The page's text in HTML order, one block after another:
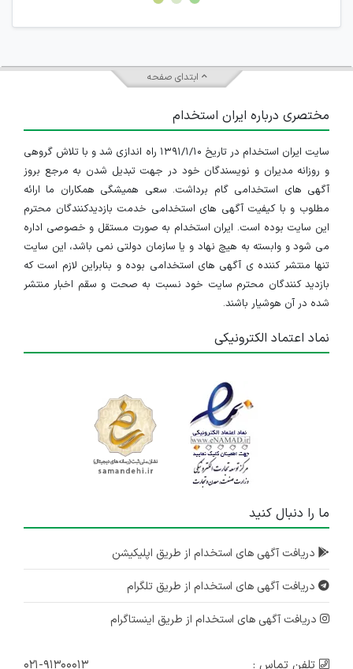
ابتدای صفحه
مختصری درباره ایران استخدام
سایت ایران استخدام در تاریخ ۱۳۹۱/۱/۱۰ راه اندازی شد و با تلاش گروهی
و روزانه مدیران و نویسندگان خود در جهت تبدیل شدن به مرجع بروز
آگهی های استخدامی گام برداشت. سعی همیشگی همکاران ما ارائه
مطلوب و با کیفیت آگهی های استخدامی خدمت بازدیدکنندگان محترم
این سایت بوده است. ایران استخدام به صورت مستقل و خصوصی اداره
می شود و وابسته به هیچ نهاد و یا سازمان دولتی نمی باشد، این سایت
تنها منتشر کننده ی آگهی های استخدامی بوده و بنابراین لازم است که
بازدید کنندگان محترم سایت خود نسبت به صحت و سقم اخبار منتشر
شده در آن هوشیار باشند.
نماد اعتماد الکترونیکی
ما را دنبال کنید
دریافت آگهی های استخدام از طریق اپلیکیشن
دریافت آگهی های استخدام از طریق تلگرام
دریافت آگهی های استخدام از طریق اینستاگرام
تلفن تماس : ۰۲۱-۹۱۳۰۰۰۱۳